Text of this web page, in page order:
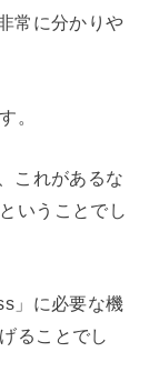
常に分かりや
。
これがあるな
いうことでし
」に必要な機
ることでし